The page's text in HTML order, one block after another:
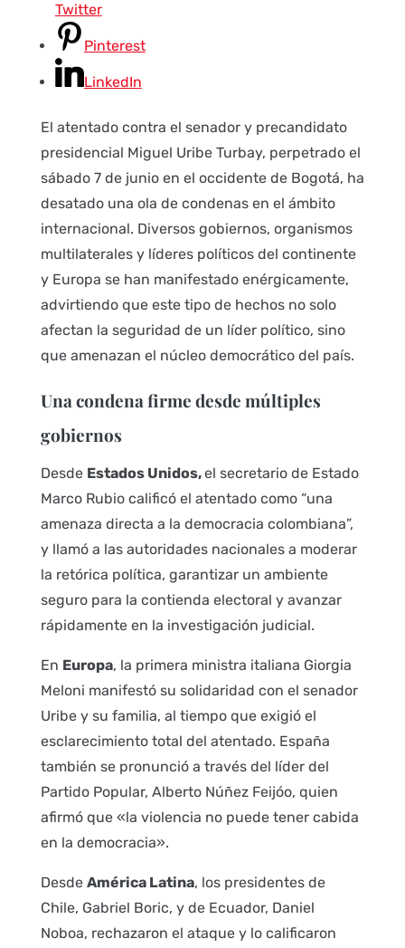
Twitter
Pinterest
LinkedIn
El atentado contra el senador y precandidato
presidencial Miguel Uribe Turbay, perpetrado el
sábado 7 de junio en el occidente de Bogotá, ha
desatado una ola de condenas en el ámbito
internacional. Diversos gobiernos, organismos
multilaterales y líderes políticos del continente
y Europa se han manifestado enérgicamente,
advirtiendo que este tipo de hechos no solo
afectan la seguridad de un líder político, sino
que amenazan el núcleo democrático del país.
Una condena firme desde múltiples
gobiernos
Desde Estados Unidos,el secretario de Estado
Marco Rubio calificó el atentado como “una
amenaza directa a la democracia colombiana”,
y llamó a las autoridades nacionales a moderar
la retórica política, garantizar un ambiente
seguro para la contienda electoral y avanzar
rápidamente en la investigación judicial.
En Europa, la primera ministra italiana Giorgia
Meloni manifestó su solidaridad con el senador
Uribe y su familia, al tiempo que exigió el
esclarecimiento total del atentado. España
también se pronunció a través del líder del
Partido Popular, Alberto Núñez Feijóo, quien
afirmó que «la violencia no puede tener cabida
en la democracia».
Desde América Latina, los presidentes de
Chile, Gabriel Boric, y de Ecuador, Daniel
Noboa, rechazaron el ataque y lo calificaron